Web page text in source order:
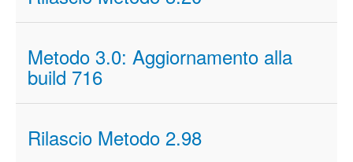
Metodo 3.0: Aggiornamento alla
build 716
Rilascio Metodo 2.98